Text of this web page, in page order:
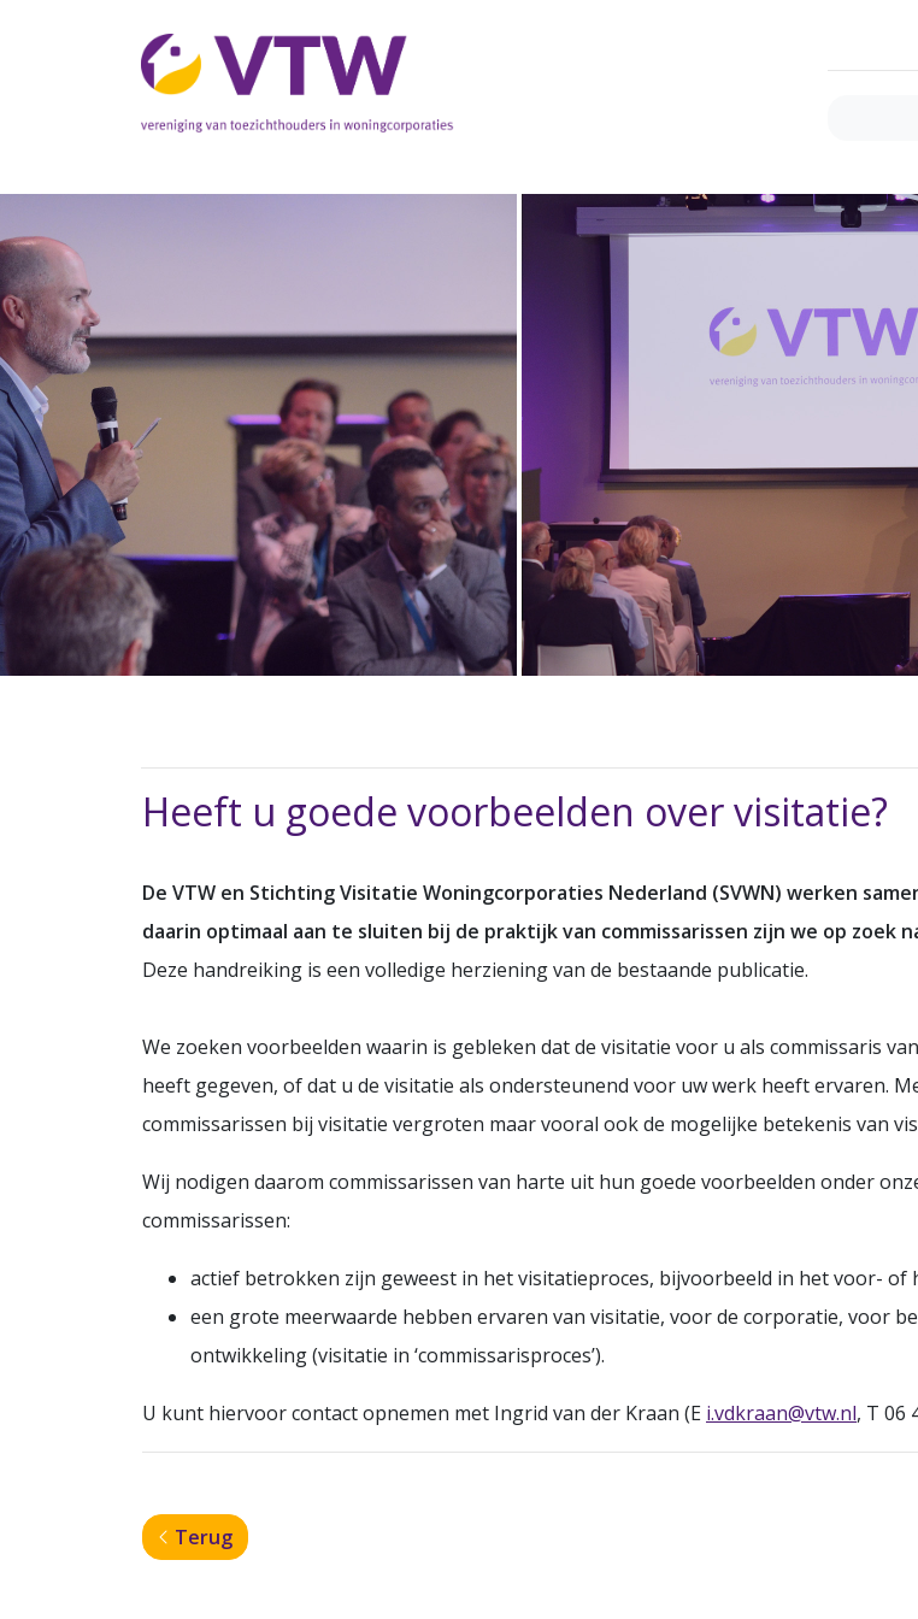
Heeft u goede voorbeelden over visitatie?
De VTW en Stichting Visitatie Woningcorporaties Nederland (SVWN) werken
daarin optimaal aan te sluiten bij de praktijk van commissarissen zijn we op
Deze handreiking is een volledige herziening van de bestaande publicatie.
We zoeken voorbeelden waarin is gebleken dat de visitatie voor u als commissaris
heeft gegeven, of dat u de visitatie als ondersteunend voor uw werk heeft ervaren.
commissarissen bij visitatie vergroten maar vooral ook de mogelijke betekenis van
Wij nodigen daarom commissarissen van harte uit hun goede voorbeelden onder
commissarissen:
actief betrokken zijn geweest in het visitatieproces, bijvoorbeeld in het voor- of
een grote meerwaarde hebben ervaren van visitatie, voor de corporatie, voor
ontwikkeling (visitatie in ‘commissarisproces’).
U kunt hiervoor contact opnemen met Ingrid van der Kraan (E i.vdkraan@vtw.nl, T 06
Terug